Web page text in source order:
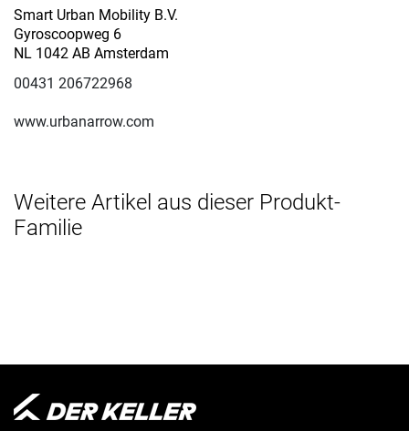
Smart Urban Mobility B.V.
Gyroscoopweg 6
NL 1042 AB Amsterdam
00431 206722968
www.urbanarrow.com
Weitere Artikel aus dieser Produkt-
Familie